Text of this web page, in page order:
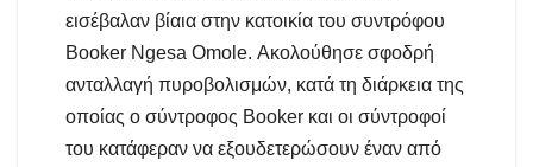
εισέβαλαν βίαια στην κατοικία του συντρόφου
Booker Ngesa Omole. Ακολούθησε σφοδρή
ανταλλαγή πυροβολισμών, κατά τη διάρκεια της
οποίας ο σύντροφος Booker και οι σύντροφοί
του κατάφεραν να εξουδετερώσουν έναν από